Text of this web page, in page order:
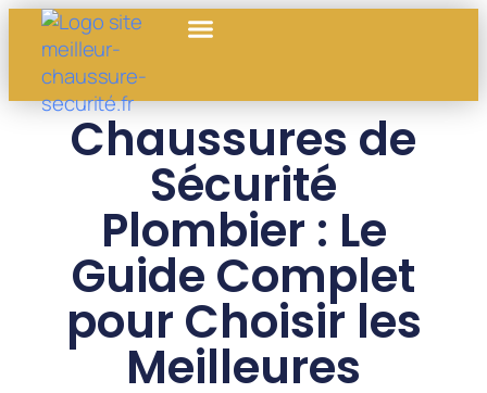
Chaussures de
Sécurité
Plombier : Le
Guide Complet
pour Choisir les
Meilleures